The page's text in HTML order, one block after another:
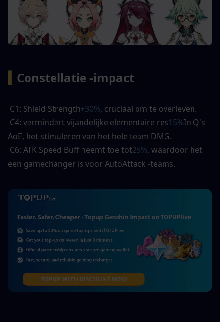
Constellatie -impact
C1: Shield Strength+30%, cruciaal om te overleven.
C4: vermindert vijandelijke elementaire res15%In Q's
AoE, het stimuleren van het hele team DMG.
C6: ATK Speed ​​Buff neemt toe tot25%, waardoor het
een gamechanger is voor AutoAttack -teams.